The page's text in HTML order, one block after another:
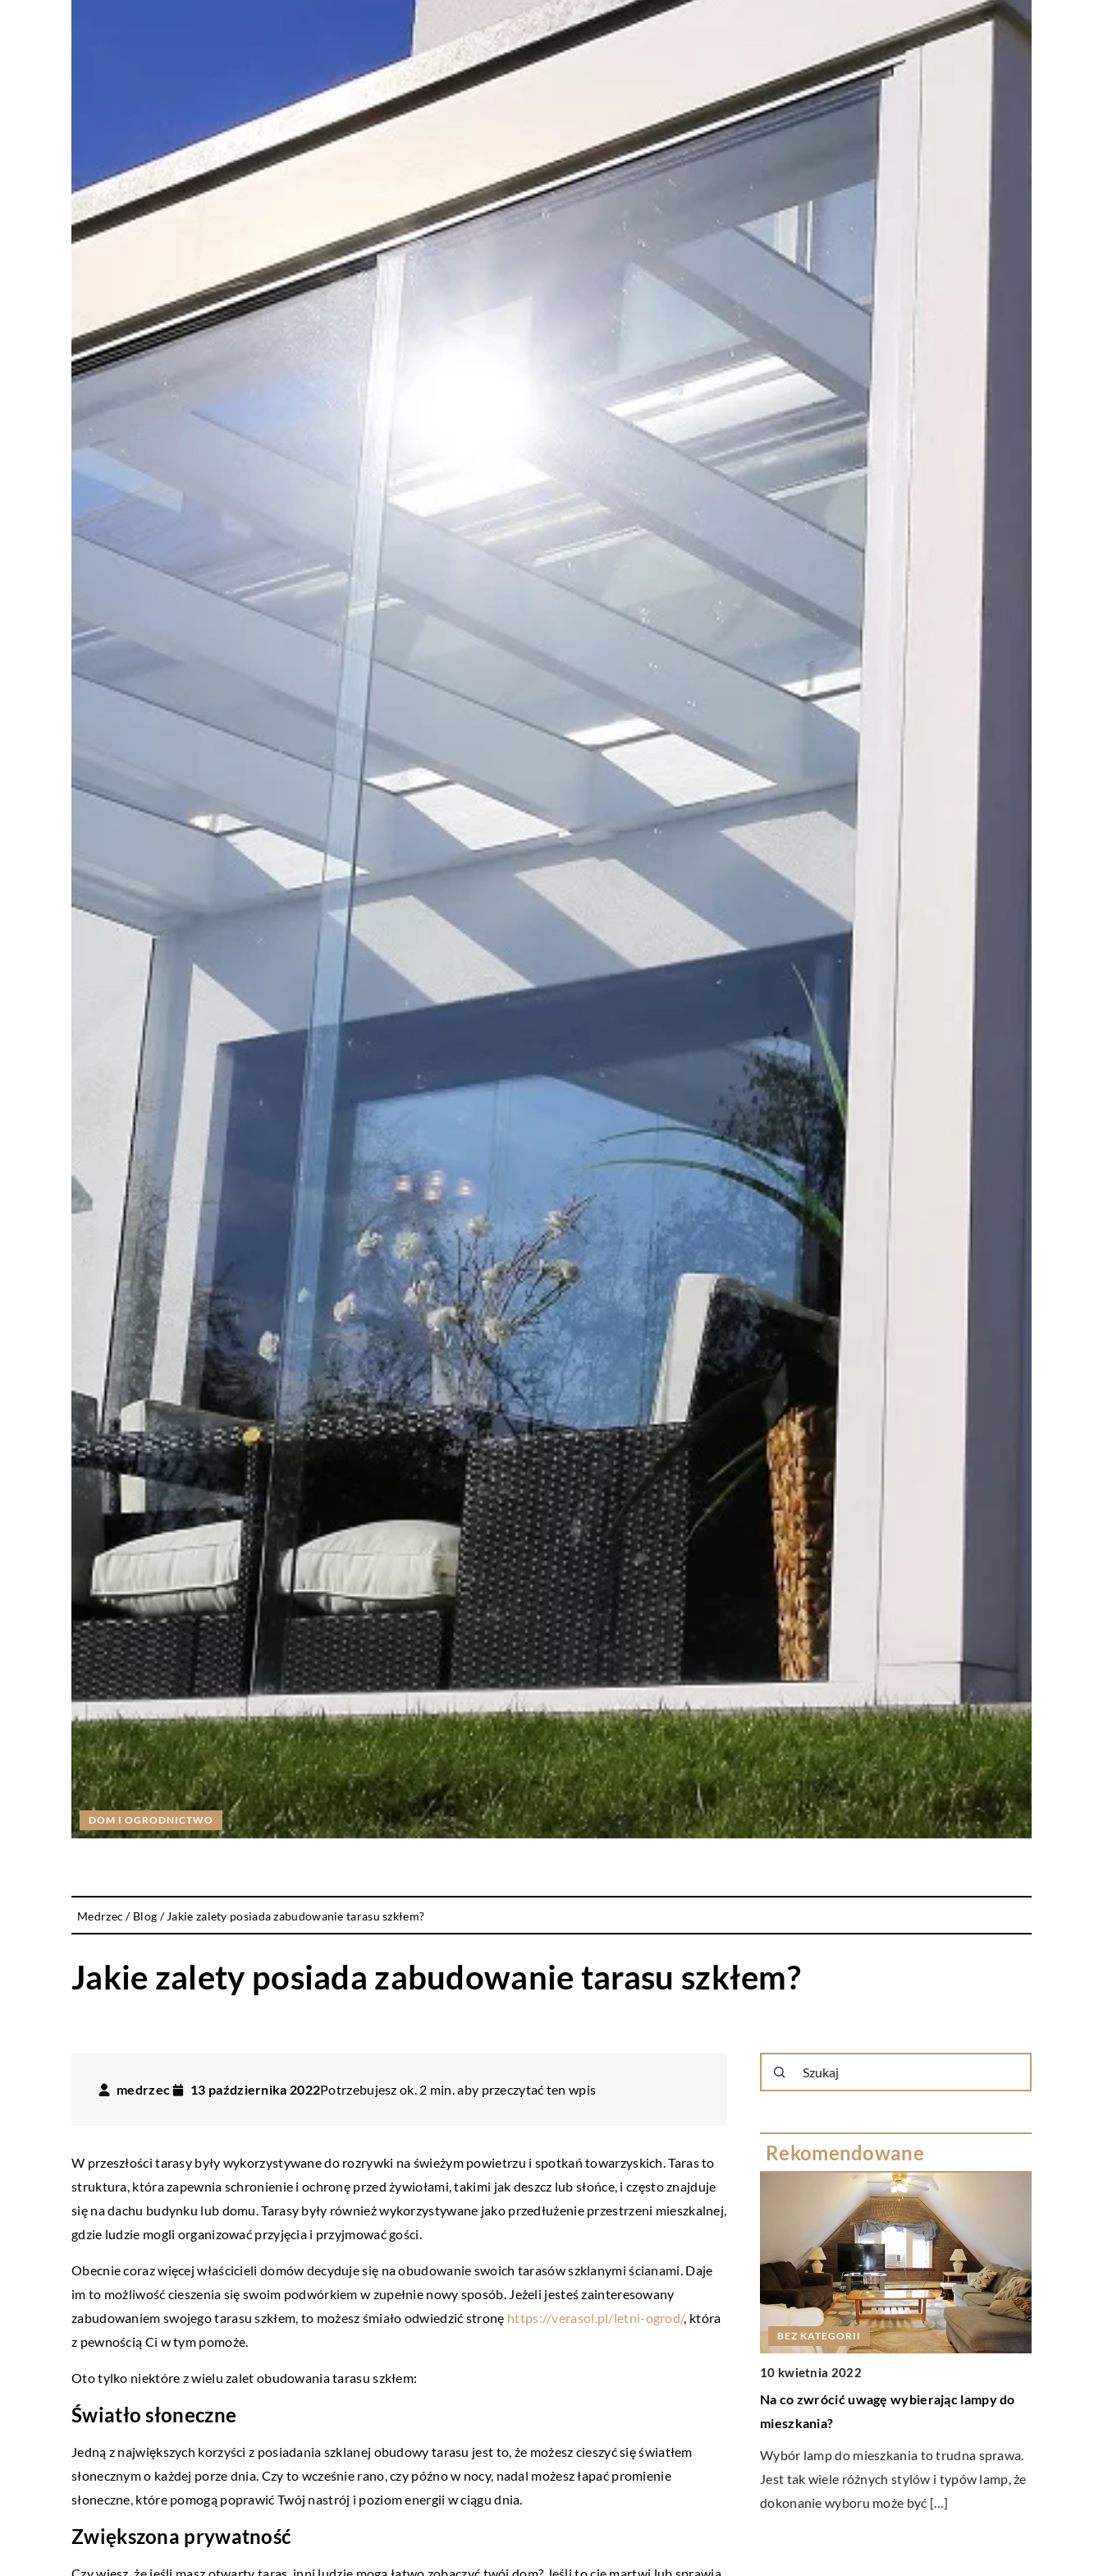
DOM I OGRODNICTWO
Medrzec / Blog / Jakie zalety posiada zabudowanie tarasu szkłem?
Jakie zalety posiada zabudowanie tarasu szkłem?
medrzec 13 października 2022Potrzebujesz ok. 2 min. aby przeczytać ten wpis
W przeszłości tarasy były wykorzystywane do rozrywki na świeżym powietrzu i spotkań towarzyskich. Taras to
struktura, która zapewnia schronienie i ochronę przed żywiołami, takimi jak deszcz lub słońce, i często znajduje
się na dachu budynku lub domu. Tarasy były również wykorzystywane jako przedłużenie przestrzeni mieszkalnej,
gdzie ludzie mogli organizować przyjęcia i przyjmować gości.
Obecnie coraz więcej właścicieli domów decyduje się na obudowanie swoich tarasów szklanymi ścianami. Daje
im to możliwość cieszenia się swoim podwórkiem w zupełnie nowy sposób. Jeżeli jesteś zainteresowany
zabudowaniem swojego tarasu szkłem, to możesz śmiało odwiedzić stronę https://verasol.pl/letni-ogrod/, która
z pewnością Ci w tym pomoże.
Oto tylko niektóre z wielu zalet obudowania tarasu szkłem:
Światło słoneczne
Jedną z największych korzyści z posiadania szklanej obudowy tarasu jest to, że możesz cieszyć się światłem
słonecznym o każdej porze dnia. Czy to wcześnie rano, czy późno w nocy, nadal możesz łapać promienie
słoneczne, które pomogą poprawić Twój nastrój i poziom energii w ciągu dnia.
Zwiększona prywatność
Rekomendowane
RYNEK I BIZNES
07 kwietnia 2021
potencjalnych klientów?
Wszyscy przedsiębiorcy zdają sobie sprawę ze
znaczenia marketingu. Z tego powodu coraz
więcej znanych nam do tej pory rozwiązań
odchodzi […]
W elementach wykonanych z metalu mogą
pojawić się różnego rodzaju niezgodności.
Należy je wykryć i wyeliminować już na etapie
BEZ KATEGORII
10 kwietnia 2022
Na co zwrócić uwagę wybierając lampy do
mieszkania?
Wybór lamp do mieszkania to trudna sprawa.
Jest tak wiele różnych stylów i typów lamp, że
dokonanie wyboru może być […]